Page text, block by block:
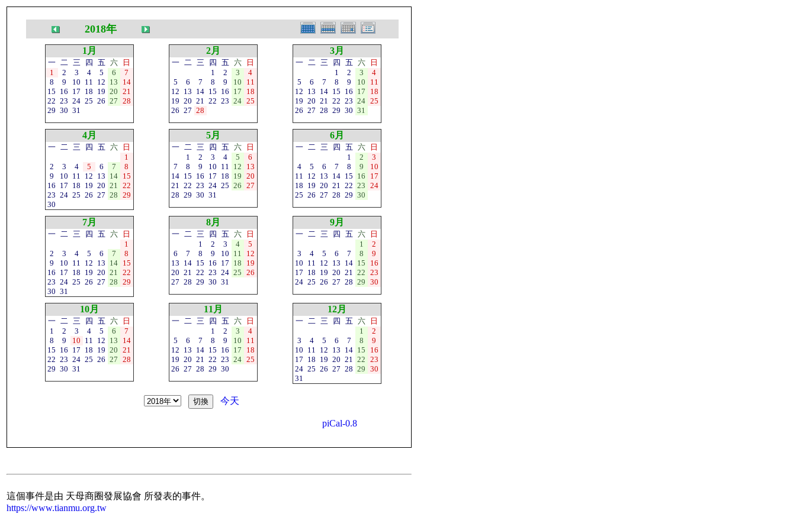
2018年
1月
一 二 三 四 五 六
日
1
2 3 4 5 6
7
8
9 10 11 12 13
14
15 16 17 18 19 20 21
22 23 24 25 26 27 28
29 30 31
2月
一 二 三 四 五 六
日
1
2 3
4
5
6 7 8 9 10
11
12 13 14 15 16 17
18
19 20 21 22 23 24 25
26 27 28
3月
一 二 三 四 五 六
日
1
2 3
4
5
6 7 8 9 10
11
12 13 14 15 16 17
18
19 20 21 22 23 24 25
26 27 28 29 30 31
4月
一 二 三 四 五 六
日
1
2
3 4 5 6 7
8
9
10 11 12 13 14 15
16 17 18 19 20 21 22
23 24 25 26 27 28 29
30
5月
一 二 三 四 五 六
日
1
2 3 4 5
6
7
8 9 10 11 12
13
14 15 16 17 18 19 20
21 22 23 24 25 26 27
28 29 30 31
6月
一 二 三 四 五 六
日
1
2
3
4
5 6 7 8 9
10
11 12 13 14 15 16
17
18 19 20 21 22 23 24
25 26 27 28 29 30
7月
一 二 三 四 五 六
日
1
2
3 4 5 6 7
8
9
10 11 12 13 14 15
16 17 18 19 20 21 22
23 24 25 26 27 28 29
30 31
8月
一 二 三 四 五 六
日
1
2 3 4
5
6
7 8 9 10 11
12
13 14 15 16 17 18
19
20 21 22 23 24 25 26
27 28 29 30 31
9月
一 二 三 四 五 六
日
1
2
3
4 5 6 7 8
9
10 11 12 13 14 15
16
17 18 19 20 21 22 23
24 25 26 27 28 29 30
10月
一 二 三 四 五 六
日
1
2 3 4 5 6
7
8
9 10 11 12 13
14
15 16 17 18 19 20 21
22 23 24 25 26 27 28
29 30 31
11月
一 二 三 四 五 六
日
1
2 3
4
5
6 7 8 9 10
11
12 13 14 15 16 17
18
19 20 21 22 23 24 25
26 27 28 29 30
12月
一 二 三 四 五 六
日
1
2
3
4 5 6 7 8
9
10 11 12 13 14 15
16
17 18 19 20 21 22 23
24 25 26 27 28 29 30
31
今天
piCal-0.8
這個事件是由 天母商圈發展協會 所發表的事件。
https://www.tianmu.org.tw